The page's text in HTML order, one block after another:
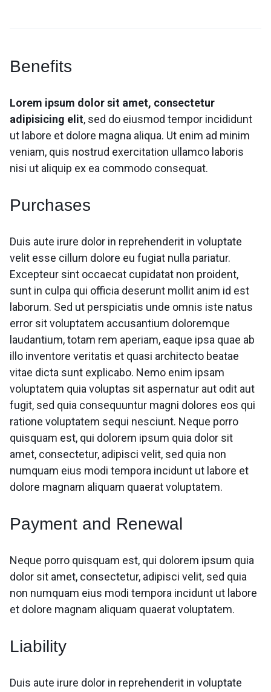
Benefits
Lorem ipsum dolor sit amet, consectetur
adipisicing elit, sed do eiusmod tempor incididunt
ut labore et dolore magna aliqua. Ut enim ad minim
veniam, quis nostrud exercitation ullamco laboris
nisi ut aliquip ex ea commodo consequat.
Purchases
Duis aute irure dolor in reprehenderit in voluptate
velit esse cillum dolore eu fugiat nulla pariatur.
Excepteur sint occaecat cupidatat non proident,
sunt in culpa qui officia deserunt mollit anim id est
laborum. Sed ut perspiciatis unde omnis iste natus
error sit voluptatem accusantium doloremque
laudantium, totam rem aperiam, eaque ipsa quae ab
illo inventore veritatis et quasi architecto beatae
vitae dicta sunt explicabo. Nemo enim ipsam
voluptatem quia voluptas sit aspernatur aut odit aut
fugit, sed quia consequuntur magni dolores eos qui
ratione voluptatem sequi nesciunt. Neque porro
quisquam est, qui dolorem ipsum quia dolor sit
amet, consectetur, adipisci velit, sed quia non
numquam eius modi tempora incidunt ut labore et
dolore magnam aliquam quaerat voluptatem.
Payment and Renewal
Neque porro quisquam est, qui dolorem ipsum quia
dolor sit amet, consectetur, adipisci velit, sed quia
non numquam eius modi tempora incidunt ut labore
et dolore magnam aliquam quaerat voluptatem.
Liability
Duis aute irure dolor in reprehenderit in voluptate